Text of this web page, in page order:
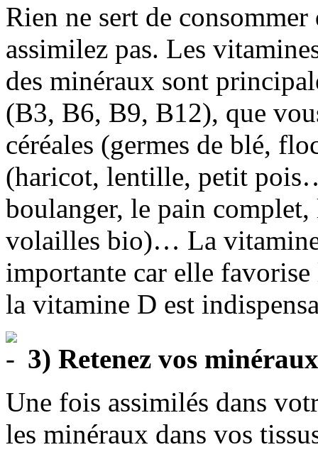
Rien ne sert de
assimilez pas. Les
des minéraux sont
(B3, B6, B9, B12), que
céréales (germes de blé,
(haricot, lentille, petit
boulanger, le pain
volailles bio)… La
importante car elle
la vitamine D est
3) Retenez vos minéraux
Une fois assimilés dans
les minéraux dans vos